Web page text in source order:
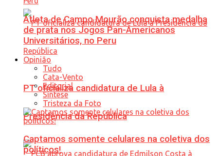
PT oficializa candidatura de Lula à
Presidência da República
Atleta de Campo Mourão conquista medalha
de prata nos Jogos Pan-Americanos
Universitários, no Peru
Opinião
Tudo
Cata-Vento
Editorial
Síntese
Tristeza da Foto
Captamos somente celulares na coletiva dos
políticos!